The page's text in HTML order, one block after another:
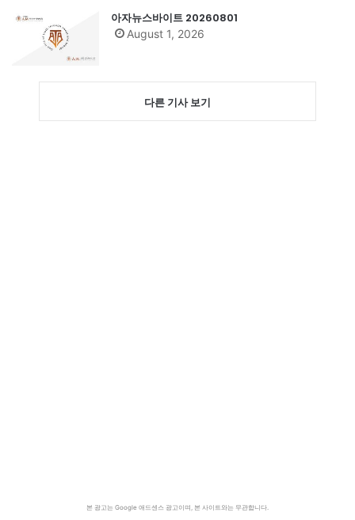
아자뉴스바이트 20260801
August 1, 2026
다른 기사 보기
본 광고는 Google 애드센스 광고이며, 본 사이트와는 무관합니다.